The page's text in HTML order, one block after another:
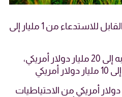
ابيكورب ترفع رأسمالها القابل للاستدعاء من 1 مليار إلى
رفع رأس المال المصرح به إلى 20 مليار دولار أمريكي،
500 مليون دولار أمريكي من الاحتياطيات